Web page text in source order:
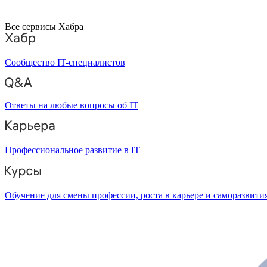
Все сервисы Хабра
Сообщество IT-специалистов
Ответы на любые вопросы об IT
Профессиональное развитие в IT
Обучение для смены профессии, роста в карьере и